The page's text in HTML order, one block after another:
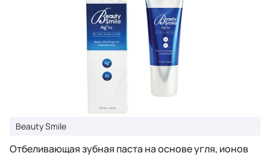
Beauty Smile
Отбеливающая зубная паста на основе угля, ионов